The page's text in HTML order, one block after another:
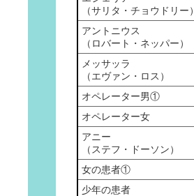
（サリタ・チョウドリー）
アントニウス
（ロバート・ネッパー）
メッサッラ
（エヴァン・ロス）
オペレーター男①
オペレーター女
アニー
（ステフ・ドーソン）
女の患者①
少年の患者